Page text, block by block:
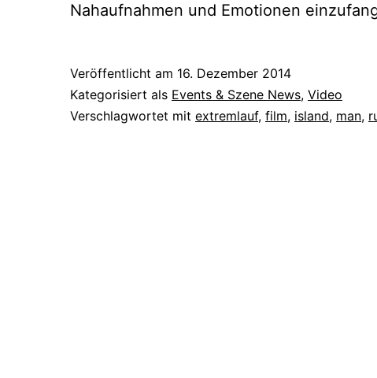
Nahaufnahmen und Emotionen
Veröffentlicht am 16. Dezember 2014
Kategorisiert als Events & Szene News, Video
Verschlagwortet mit extremlauf, film, island, man,